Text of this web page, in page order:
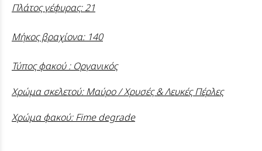
Πλάτος γέφυρας: 21
Μήκος βραχίονα: 140
Τύπος φακού : Οργανικός
Χρώμα σκελετού: Μαύρο / Χρυσές & Λευκές Πέρλες
Χρώμα φακού: Fime degrade